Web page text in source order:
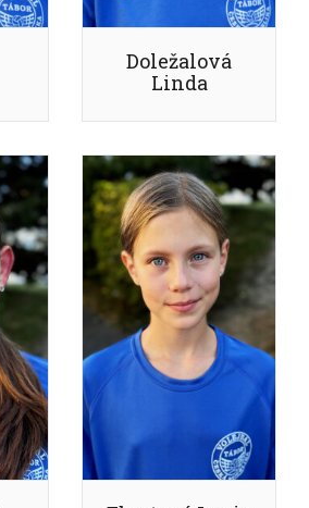
Doležalová
Linda